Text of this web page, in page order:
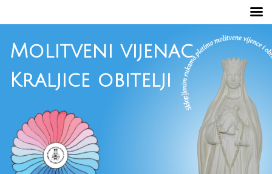
Molitveni vijenac
Kraljice obitelji